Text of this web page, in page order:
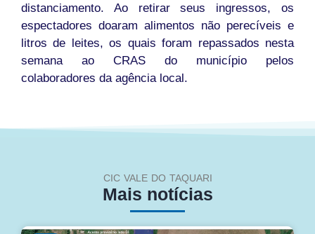
distanciamento. Ao retirar seus ingressos, os
espectadores doaram alimentos não perecíveis e
litros de leites, os quais foram repassados nesta
semana ao CRAS do município pelos
colaboradores da agência local.
CIC VALE DO TAQUARI
Mais notícias